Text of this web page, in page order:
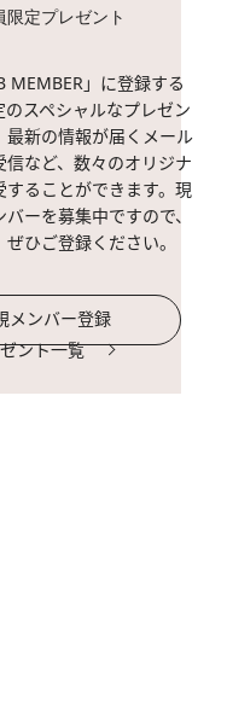
限定プレゼント
MEMBER」に登録する
のスペシャルなプレゼン
最新の情報が届くメール
信など、数々のオリジナ
することができます。現
ーを募集中ですので、
ひご登録ください。
メンバー登録
ント一覧